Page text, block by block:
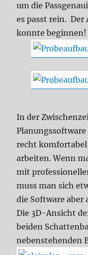
um die
es passt rein. Der
konnte beginnen!
In der
recht
arbeiten. Wenn
mit
muss man sich
die Software aber
Die 3D-Ansicht
beiden
nebenstehenden